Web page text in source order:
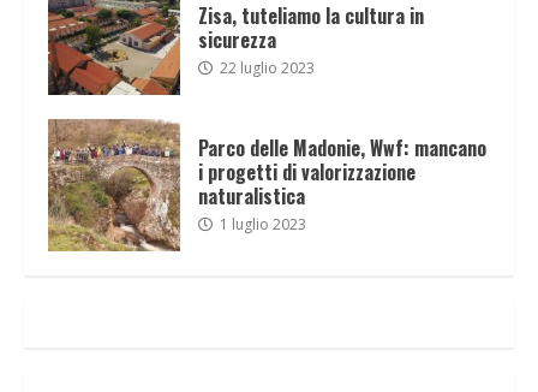
Zisa, tuteliamo la cultura in
sicurezza
22 luglio 2023
Parco delle Madonie, Wwf: mancano
i progetti di valorizzazione
naturalistica
1 luglio 2023